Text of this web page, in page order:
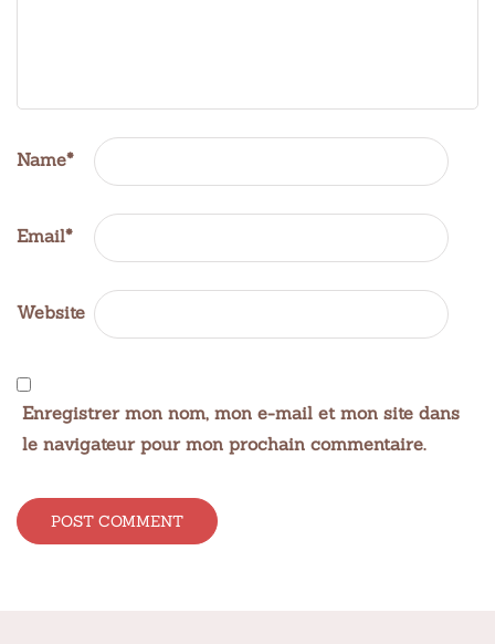
Name*
Email*
Website
Enregistrer mon nom, mon e-mail et mon site dans
le navigateur pour mon prochain commentaire.